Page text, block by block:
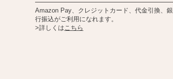
Amazon Pay、クレジットカード、代金引換、銀
行振込がご利用になれます。
>詳しくはこちら